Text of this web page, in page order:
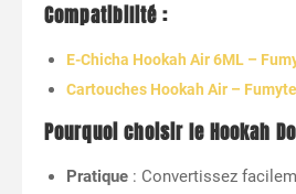
Compatibilité :
E-Chicha Hookah Air 6ML –
Cartouches Hookah Air –
Pourquoi choisir le Hookah
Pratique : Convertissez